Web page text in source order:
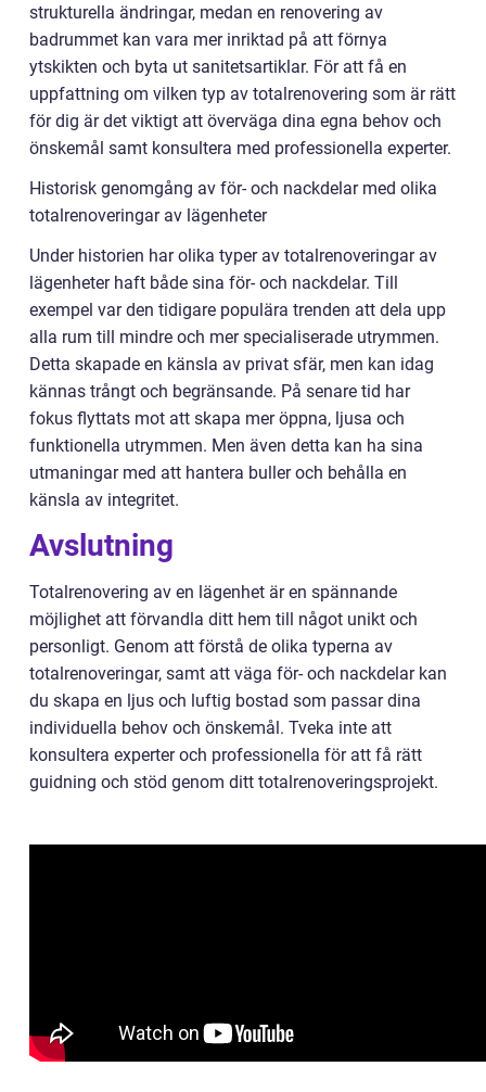
strukturella ändringar, medan en renovering av
badrummet kan vara mer inriktad på att förnya
ytskikten och byta ut sanitetsartiklar. För att få en
uppfattning om vilken typ av totalrenovering som är rätt
för dig är det viktigt att överväga dina egna behov och
önskemål samt konsultera med professionella experter.
Historisk genomgång av för- och nackdelar med olika
totalrenoveringar av lägenheter
Under historien har olika typer av totalrenoveringar av
lägenheter haft både sina för- och nackdelar. Till
exempel var den tidigare populära trenden att dela upp
alla rum till mindre och mer specialiserade utrymmen.
Detta skapade en känsla av privat sfär, men kan idag
kännas trångt och begränsande. På senare tid har
fokus flyttats mot att skapa mer öppna, ljusa och
funktionella utrymmen. Men även detta kan ha sina
utmaningar med att hantera buller och behålla en
känsla av integritet.
Avslutning
Totalrenovering av en lägenhet är en spännande
möjlighet att förvandla ditt hem till något unikt och
personligt. Genom att förstå de olika typerna av
totalrenoveringar, samt att väga för- och nackdelar kan
du skapa en ljus och luftig bostad som passar dina
individuella behov och önskemål. Tveka inte att
konsultera experter och professionella för att få rätt
guidning och stöd genom ditt totalrenoveringsprojekt.